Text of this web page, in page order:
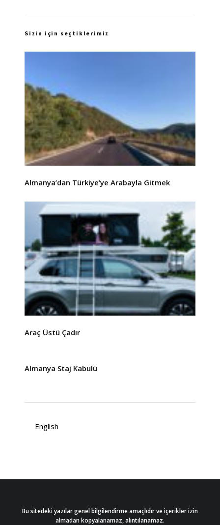
Sizin için seçtiklerimiz
Almanya’dan Türkiye’ye Arabayla Gitmek
Araç Üstü Çadır
Almanya Staj Kabulü
English
Bu sitedeki yazılar genel bilgilendirme amaçlıdır ve içerikler izin
almadan kopyalanamaz, alıntılanamaz.